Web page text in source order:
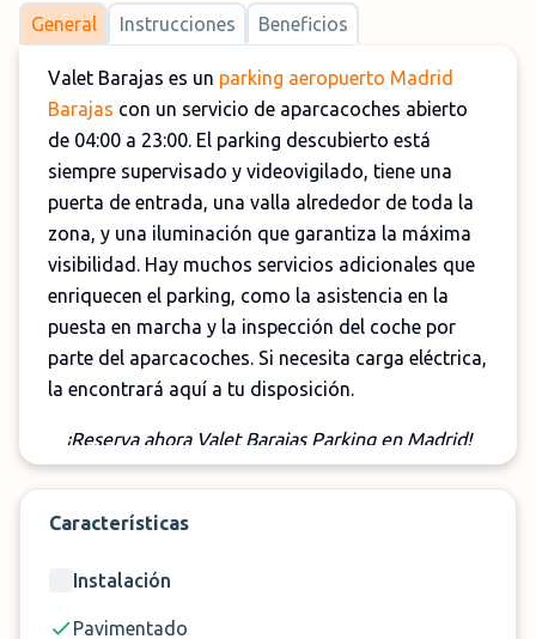
General Instrucciones Beneficios
Valet Barajas es un parking aeropuerto Madrid
Barajas con un servicio de aparcacoches abierto
de 04:00 a 23:00. El parking descubierto está
siempre supervisado y videovigilado, tiene una
puerta de entrada, una valla alrededor de toda la
zona, y una iluminación que garantiza la máxima
visibilidad. Hay muchos servicios adicionales que
enriquecen el parking, como la asistencia en la
puesta en marcha y la inspección del coche por
parte del aparcacoches. Si necesita carga eléctrica,
la encontrará aquí a tu disposición.
¡Reserva ahora Valet Barajas Parking en Madrid!
Características
Instalación
Pavimentado